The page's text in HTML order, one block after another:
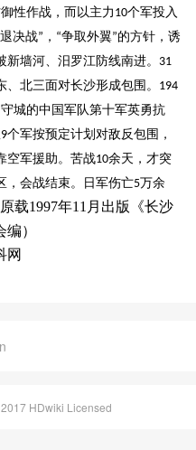
性作战，而以主力 10个军投入
决战” ， “争取外翼”的方针，诱
新墙河、汨罗江防线南进。 31
北三面对长沙形成包围。 194
城的中国军队第十军英勇抗
9个军按预定计划对敌反包围，
空军援助。苦战10余天，才突
，会战结束。日军伤亡5万余
原载1997年11月出版《长沙
）
网
HDwiki Licensed